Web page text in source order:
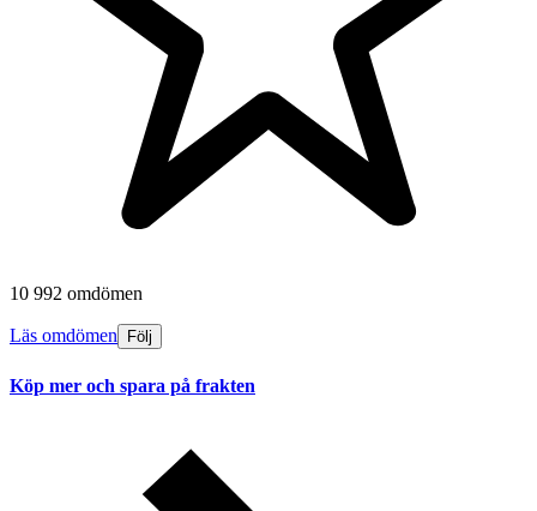
10 992 omdömen
Läs omdömen Följ
Köp mer och spara på frakten